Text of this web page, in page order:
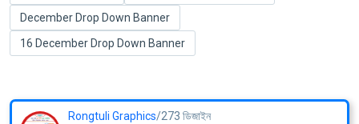
December Drop Down Banner
16 December Drop Down Banner
Rongtuli Graphics/273 ডিজাইন